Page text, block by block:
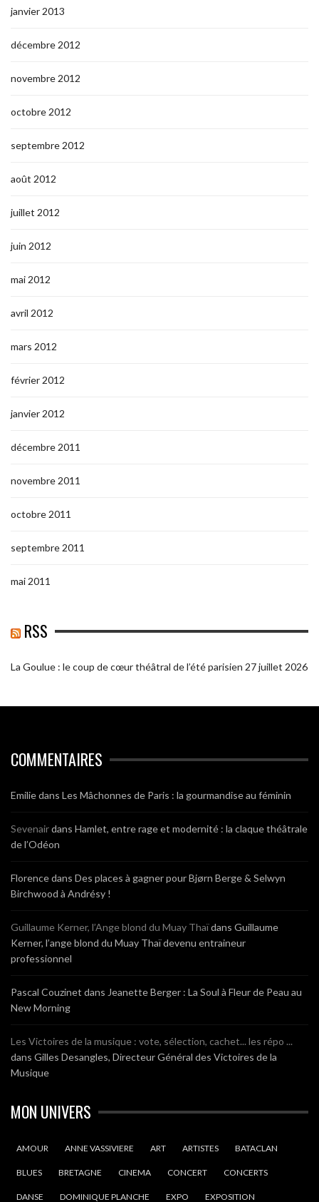
janvier 2013
décembre 2012
novembre 2012
octobre 2012
septembre 2012
août 2012
juillet 2012
juin 2012
mai 2012
avril 2012
mars 2012
février 2012
janvier 2012
décembre 2011
novembre 2011
octobre 2011
septembre 2011
mai 2011
RSS
La Goulue : le coup de cœur théâtral de l’été parisien 27 juillet 2026
COMMENTAIRES
Emiliedans Les Mâchonnes de Paris : la gourmandise au féminin
Sevenairdans Hamlet, entre rage et modernité : la claque théâtrale
de l’Odéon
Florencedans Des places à gagner pour Bjørn Berge & Selwyn
Birchwood à Andrésy !
Guillaume Kerner, l’Ange blond du Muay Thaïdans Guillaume
Kerner, l’ange blond du Muay Thaï devenu entraineur
professionnel
Pascal Couzinet dans Jeanette Berger : La Soul à Fleur de Peau au
New Morning
Les Victoires de la musique : vote, sélection, cachet... les répo ...
dans Gilles Desangles, Directeur Général des Victoires de la
Musique
MON UNIVERS
AMOUR ANNE VASSIVIERE ART ARTISTES BATACLAN
BLUES BRETAGNE CINEMA CONCERT CONCERTS
DANSE DOMINIQUE PLANCHE EXPO EXPOSITION